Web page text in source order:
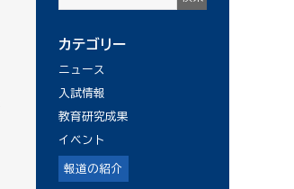
カテゴリー
ニュース
入試情報
教育研究成果
イベント
報道の紹介